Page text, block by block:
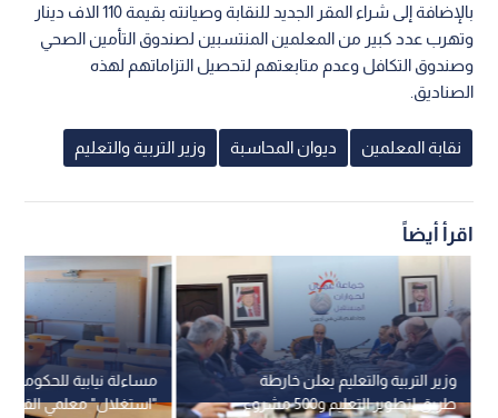
بالإضافة إلى شراء المقر الجديد للنقابة وصيانته بقيمة 110 الاف دينار
وتهرب عدد كبير من المعلمين المنتسبين لصندوق التأمين الصحي
وصندوق التكافل وعدم متابعتهم لتحصيل التزاماتهم لهذه
الصناديق.
نقابة المعلمين ديوان المحاسبة وزير التربية والتعليم
اقرأ أيضاً
مساءلة نيابية للحكومة
"استغلال" معلمي
وزير التربية والتعليم يعلن خارطة
طريق لتطوير التعليم و500 مشروع